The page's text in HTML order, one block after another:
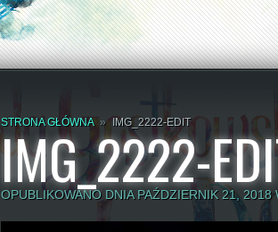
STRONA GŁÓWNA » IMG_2222-EDIT
IMG_2222-
OPUBLIKOWANO DNIA PAŹDZIERNIK 21, 2018